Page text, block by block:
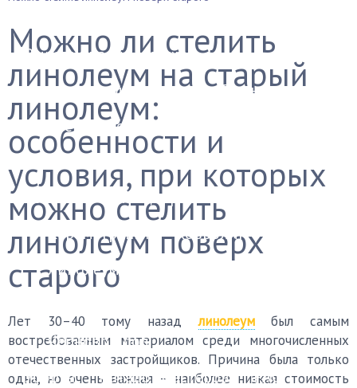
Выравнивание и стяжка
Звукоизоляция и т.д.
Плинтуса
Утепление полов
Бетонный пол
Деревянный пол
Керамогранит
Ковролин
Линолеум
Черновой пол
Уборка
Каталог мастеров FAQ
Можно ли стелить
линолеум на старый
линолеум:
особенности и
условия, при которых
можно стелить
линолеум поверх
старого
Лет 30–40 тому назадлинолеумбыл самым
востребованным материалом среди многочисленных
отечественных застройщиков. Причина была только
одна, но очень важная – наиболее низкая стоимость